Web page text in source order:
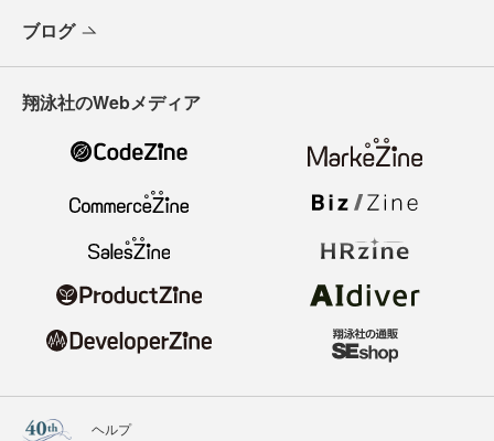
ブログ
翔泳社のWebメディア
ヘルプ